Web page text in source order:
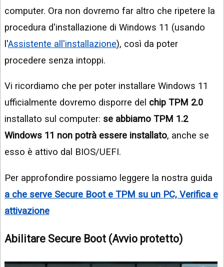
computer. Ora non dovremo far altro che ripetere la
procedura d'installazione di Windows 11 (usando
l'Assistente all'installazione), così da poter
procedere senza intoppi.
Vi ricordiamo che per poter installare Windows 11
ufficialmente dovremo disporre del chip TPM 2.0
installato sul computer: se abbiamo TPM 1.2
Windows 11 non potrà essere installato, anche se
esso è attivo dal BIOS/UEFI.
Per approfondire possiamo leggere la nostra guida
a che serve Secure Boot e TPM su un PC, Verifica e
attivazione
Abilitare Secure Boot (Avvio protetto)